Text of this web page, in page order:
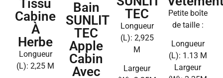
Tissu
Cabine
À
Herbe
Longueur
(L): 2,25 M
Bain
SUNLIT
TEC
Apple
Cabin
Avec
TEC
Longueur
(L): 2,925
M
Largeur
Petite boîte
de taille :
Longueur
(L): 1.13 M
Largeur